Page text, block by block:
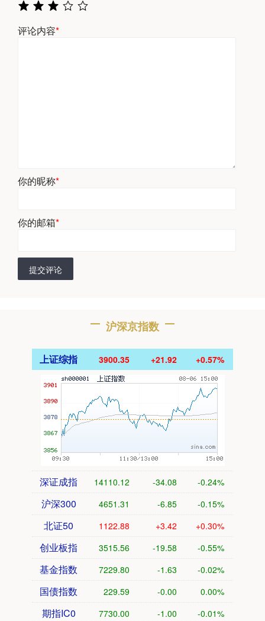
评论内容*
你的昵称*
你的邮箱*
提交评论
沪深京指数
上证综指 3900.35 +21.92 +0.57%
深证成指 14110.12 -34.08 -0.24%
沪深300 4651.31 -6.85 -0.15%
北证50 1122.88 +3.42 +0.30%
创业板指 3515.56 -19.58 -0.55%
基金指数 7229.80 -1.63 -0.02%
国债指数 229.59 -0.00 0.00%
期指IC0 7730.00 -1.00 -0.01%